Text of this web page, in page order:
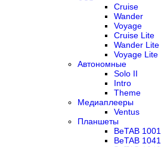
Cruise
Wander
Voyage
Cruise Lite
Wander Lite
Voyage Lite
Автономные
Solo II
Intro
Theme
Медиаплееры
Ventus
Планшеты
BeTAB 1001
BeTAB 1041